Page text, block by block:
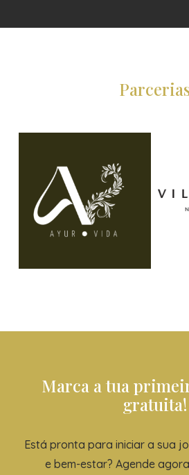
Marca a tua
gratuita!
Está pronta para iniciar a sua
e bem-estar? Agende